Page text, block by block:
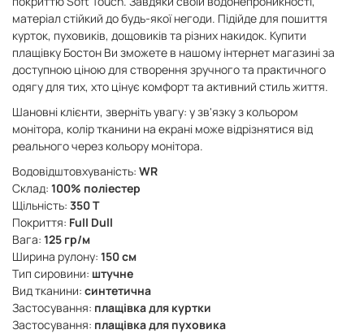
матеріал стійкий до будь-якої негоди. Підійде для пошиття
курток, пуховиків, дощовиків та різних накидок. Купити
плащівку Бостон Ви зможете в нашому інтернет магазині за
доступною ціною для створення зручного та практичного
одягу для тих, хто цінує комфорт та активний стиль життя.
Шановні клієнти, зверніть увагу: у зв'язку з кольором
монітора, колір тканини на екрані може відрізнятися від
реального через кольору монітора.
Водовідштовхуваність: WR
Склад: 100% поліестер
Щільність: 350 Т
Покриття: Full Dull
Вага: 125 гр/м
Ширина рулону: 150 см
Тип сировини: штучне
Вид тканини: синтетична
Застосування: плащівка для куртки
Застосування: плащівка для пуховика